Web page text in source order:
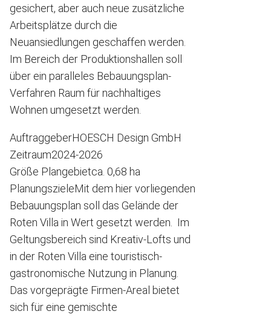
gesichert, aber auch neue zusätzliche
Arbeitsplätze durch die
Neuansiedlungen geschaffen werden.
Im Bereich der Produktionshallen soll
über ein paralleles Bebauungsplan-
Verfahren Raum für nachhaltiges
Wohnen umgesetzt werden.
AuftraggeberHOESCH Design GmbH
Zeitraum2024-2026
Größe Plangebietca. 0,68 ha
PlanungszieleMit dem hier vorliegenden
Bebauungsplan soll das Gelände der
Roten Villa in Wert gesetzt werden. Im
Geltungsbereich sind Kreativ-Lofts und
in der Roten Villa eine touristisch-
gastronomische Nutzung in Planung.
Das vorgeprägte Firmen-Areal bietet
sich für eine gemischte